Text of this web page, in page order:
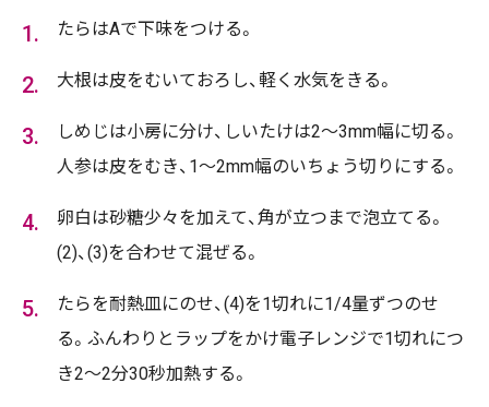
たらはAで下味をつける。
大根は皮をむいておろし、軽く水気をきる。
しめじは小房に分け、しいたけは2～3mm幅に切る。
人参は皮をむき、1～2mm幅のいちょう切りにする。
卵白は砂糖少々を加えて、角が立つまで泡立てる。
(2)、(3)を合わせて混ぜる。
たらを耐熱皿にのせ、(4)を1切れに1/4量ずつのせ
る。ふんわりとラップをかけ電子レンジで1切れにつ
き2～2分30秒加熱する。